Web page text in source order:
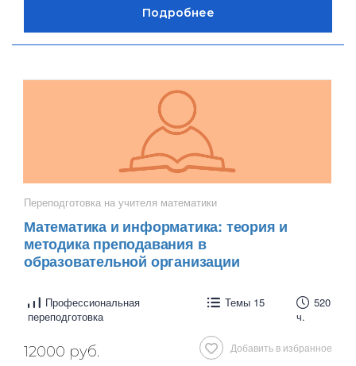
Переподготовка на учителя математики
Математика и информатика: теория и
методика преподавания в
образовательной организации
Профессиональная
переподготовка
Темы 15
520
ч.
Добавить в избранное
12000 руб.